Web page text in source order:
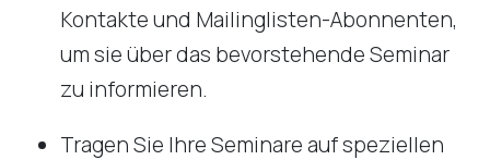
Kontakte und Mailinglisten-Abonnenten,
um sie über das bevorstehende Seminar
zu informieren.
Tragen Sie Ihre Seminare auf speziellen